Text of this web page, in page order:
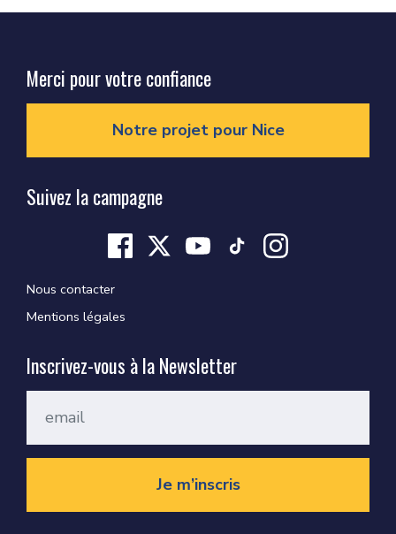
Merci pour votre confiance
Notre projet pour Nice
Suivez la campagne
Nous contacter
Mentions légales
Inscrivez-vous à la Newsletter